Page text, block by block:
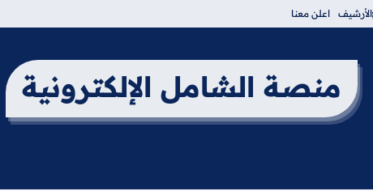
الأرشيف اعلن معنا
منصة الشامل الإلكترونية